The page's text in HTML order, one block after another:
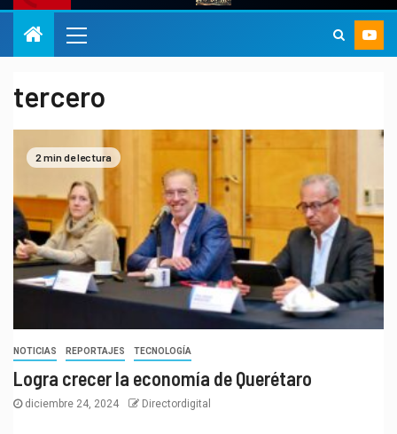
tercero
2 min de lectura
NOTICIAS REPORTAJES TECNOLOGÍA
Logra crecer la economía de Querétaro
diciembre 24, 2024 Directordigital